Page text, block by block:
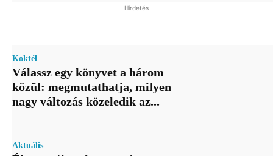
Hirdetés
Koktél
Válassz egy könyvet a három
közül: megmutathatja, milyen
nagy változás közeledik az...
Aktuális